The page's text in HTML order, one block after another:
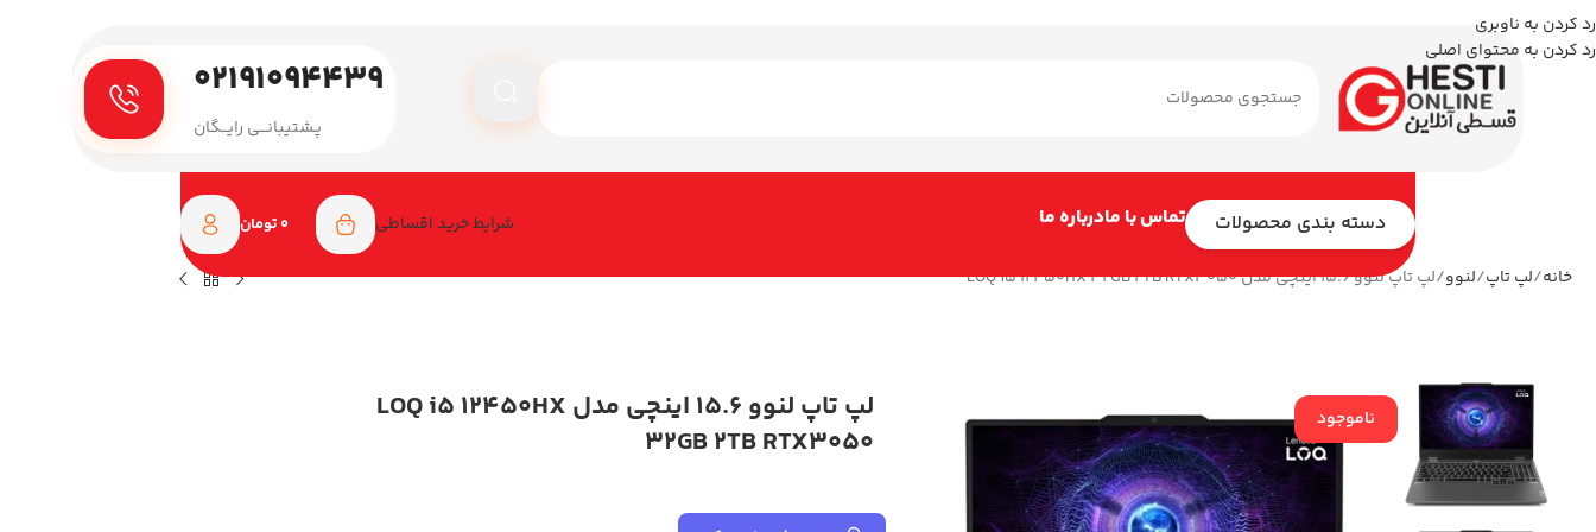
رد کردن به ناوبری
رد کردن به محتوای اصلی
۰۲۱۹۱۰۹۴۴۳۹
پـشتیبانـــی رایـــگان
دسته بندی محصولات تماس با مادرباره ما شرایط خرید اقساطی 0 تومان
خانه لپ تاپ لنوو لپ تاپ لنوو 15.6 اینچی مدل LOQ i5 12450HX 32GB 2TB RTX3050
ناموجود
لپ تاپ لنوو 15.6 اینچی مدل LOQ i5 12450HX
32GB 2TB RTX3050